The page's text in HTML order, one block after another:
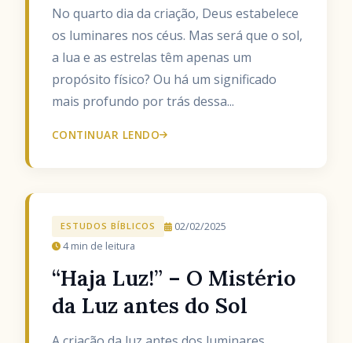
No quarto dia da criação, Deus estabelece
os luminares nos céus. Mas será que o sol,
a lua e as estrelas têm apenas um
propósito físico? Ou há um significado
mais profundo por trás dessa...
CONTINUAR LENDO
ESTUDOS BÍBLICOS
02/02/2025
4 min de leitura
“Haja Luz!” – O Mistério
da Luz antes do Sol